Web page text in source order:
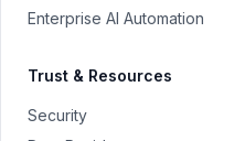
Enterprise AI Automation
Trust & Resources
Security